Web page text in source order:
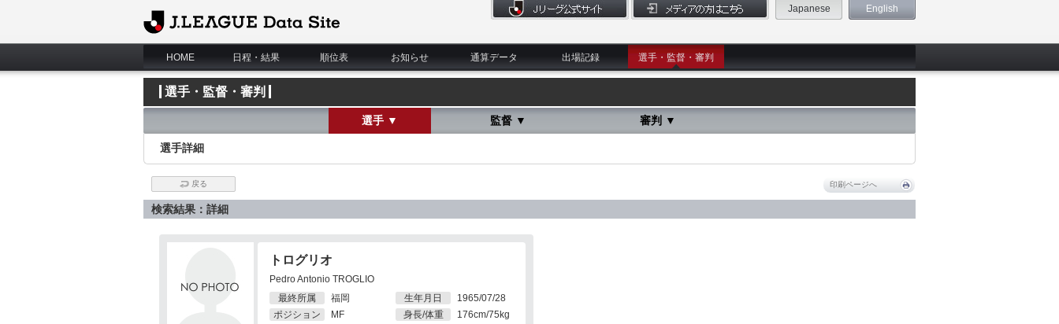
J.League Data Site
Japanese English
HOME 日程・結果 順位表 お知らせ 通算データ 出場記録 選手・監督・審判
選手・監督・審判
選手 ▼ 監督 ▼ 審判 ▼
選手詳細
戻る 印刷ページへ
検索結果：詳細
トログリオ
Pedro Antonio TROGLIO
最終所属
福岡
ポジション
MF
生年月日
1965/07/28
身長/体重
176cm/75kg